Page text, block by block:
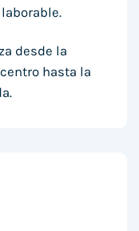
desde la
hasta la